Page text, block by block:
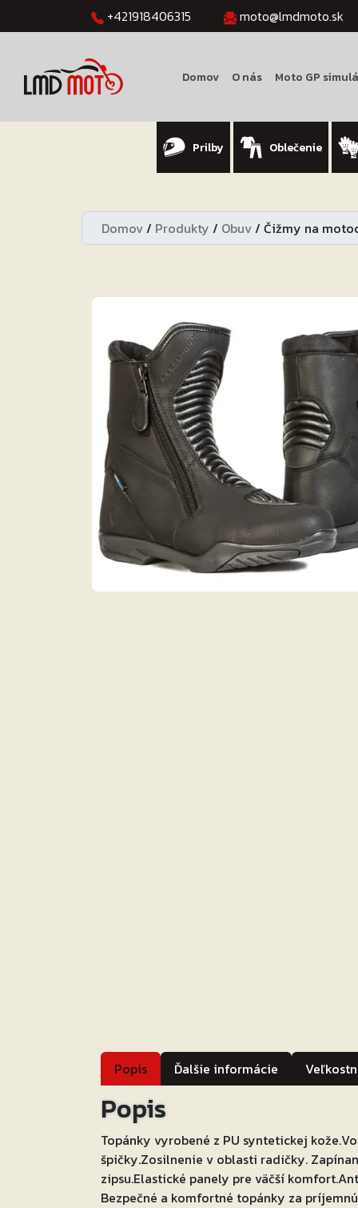
+421918406315 moto@lmdmoto.sk
Domov O nás Moto GP
Prilby Oblečenie
Domov/ Produkty / Obuv/ Čižmy na
Popis Ďalšie informácie
Popis
Topánky vyrobené z PU syntetickej
špičky.Zosilnenie v oblasti radičky.
zipsu.Elastické panely pre väčší
Bezpečné a komfortné topánky za